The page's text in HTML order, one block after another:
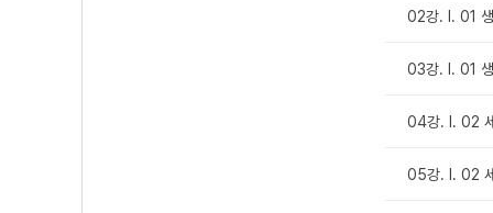
02강. Ⅰ. 01
03강. Ⅰ. 01
04강. Ⅰ. 02
05강. Ⅰ. 02